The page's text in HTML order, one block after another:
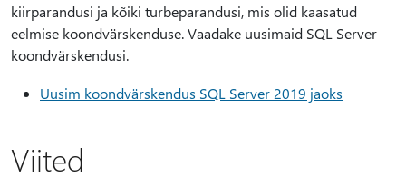
kiirparandusi ja kõiki turbeparandusi, mis olid kaasatud
eelmise koondvärskenduse. Vaadake uusimaid SQL Server
koondvärskendusi.
Uusim koondvärskendus SQL Server 2019 jaoks
Viited